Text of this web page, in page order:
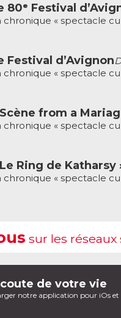
80ᵉ Festival
chronique « spectacle
Festival d’Avignon
chronique « spectacle
from a
chronique « spectacle
Ring de Katharsy
chronique « spectacle
sur les réseaux
de votre vie
notre application pour iOs et